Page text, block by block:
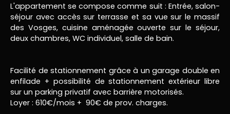
L'appartement se compose comme suit : Entrée, salon-
séjour avec accès sur terrasse et sa vue sur le massif
des Vosges, cuisine aménagée ouverte sur le séjour,
deux chambres, WC individuel, salle de bain.
Facilité de stationnement grâce à un garage double en
enfilade + possibilité de stationnement extérieur libre
sur un parking privatif avec barrière motorisés.
Loyer : 610€/mois + 90€ de prov. charges.